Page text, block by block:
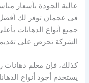
عالية الجودة بأسعار
فى عجمان توفر لك أفضل
جميع أنواع الدهانات
الشركة تحرص على
كذلك، فإن معلم
يستخدم أجود أنواع